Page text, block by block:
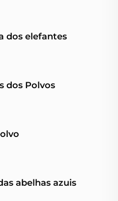
dos elefantes
dos Polvos
abelhas azuis